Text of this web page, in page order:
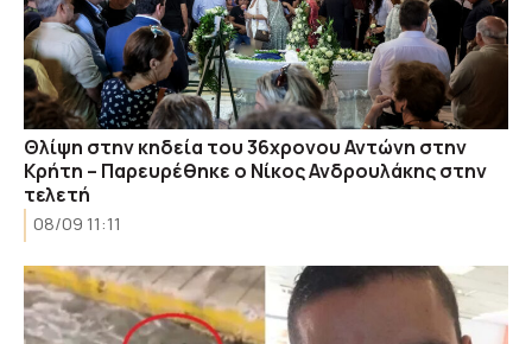
Θλίψη στην κηδεία του 36χρονου Αντώνη στην
Κρήτη – Παρευρέθηκε ο Νίκος Ανδρουλάκης στην
τελετή
08/09 11:11